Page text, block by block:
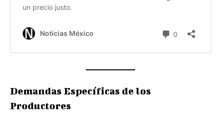
Demandas Específicas de los
Productores